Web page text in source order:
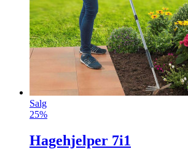
Salg
25%
Hagehjelper 7i1